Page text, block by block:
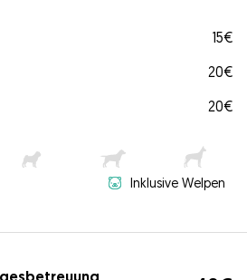
15€
20€
20€
Inklusive Welpen